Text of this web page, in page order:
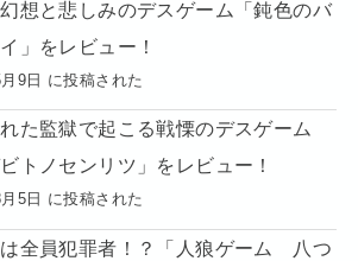
想と悲しみのデスゲーム「鈍色のバ
」をレビュー！
9日 に投稿された
た監獄で起こる戦慄のデスゲーム
ビトノセンリツ」をレビュー！
5日 に投稿された
全員犯罪者！？「人狼ゲーム 八つ